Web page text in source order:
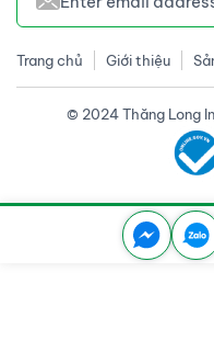
Trang chủ Giới thiệu
© 2024 Thăng Long